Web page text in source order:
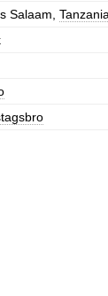
Salaam, Tanzania